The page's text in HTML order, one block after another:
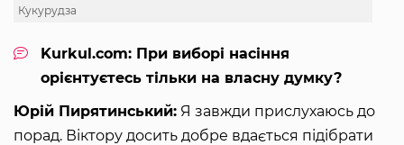
Кукурудза
Kurkul.com: При виборі насіння
орієнтуєтесь тільки на власну думку?
Юрій Пирятинський: Я завжди прислухаюсь до
порад. Віктору досить добре вдається підібрати